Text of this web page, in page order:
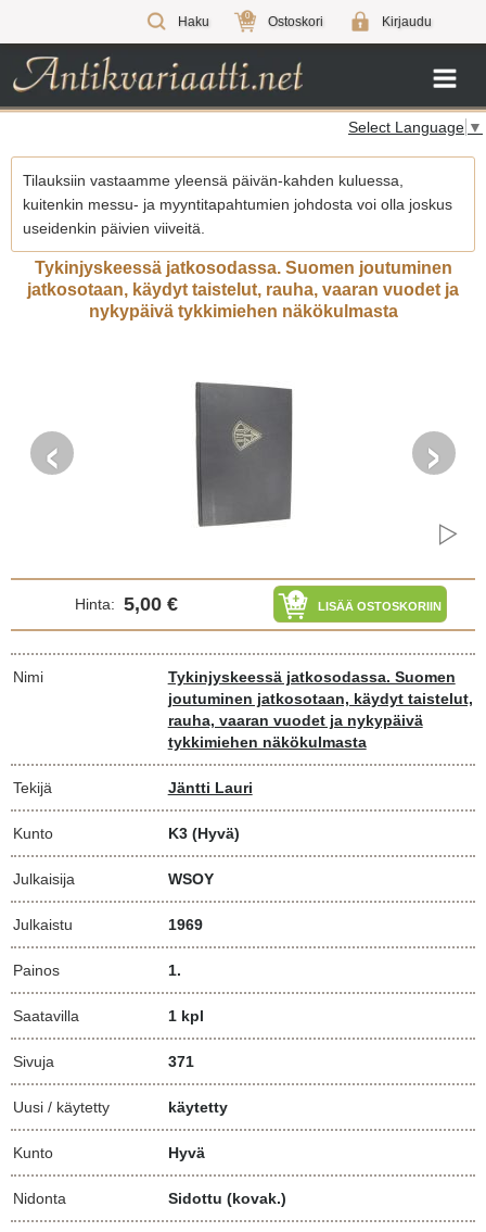
Haku 0 Ostoskori Kirjaudu
Select Language ▼
Tilauksiin vastaamme yleensä päivän-kahden kuluessa,
kuitenkin messu- ja myyntitapahtumien johdosta voi olla joskus
useidenkin päivien viiveitä.
Tykinjyskeessä jatkosodassa. Suomen joutuminen
jatkosotaan, käydyt taistelut, rauha, vaaran vuodet ja
nykypäivä tykkimiehen näkökulmasta
‹ ›
Hinta: 5,00 € LISÄÄ OSTOSKORIIN
Nimi
Tykinjyskeessä jatkosodassa. Suomen
joutuminen jatkosotaan, käydyt taistelut,
rauha, vaaran vuodet ja nykypäivä
tykkimiehen näkökulmasta
Tekijä Jäntti Lauri
Kunto K3 (Hyvä)
Julkaisija WSOY
Julkaistu 1969
Painos 1.
Saatavilla 1 kpl
Sivuja 371
Uusi / käytetty käytetty
Kunto Hyvä
Nidonta Sidottu (kovak.)